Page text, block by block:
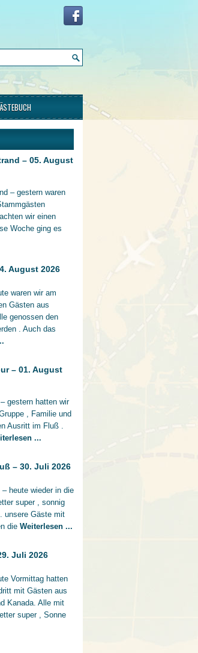
– 05. August
– gestern waren
wir einen
Woche ging es
August 2026
waren wir am
Gästen aus
genossen den
. Auch das
– 01. August
gestern hatten wir
, Familie und
Ausritt im Fluß .
...
– 30. Juli 2026
– heute wieder in die
super , sonnig
unsere Gäste mit
die Weiterlesen ...
Juli 2026
Vormittag hatten
mit Gästen aus
Kanada. Alle mit
super , Sonne